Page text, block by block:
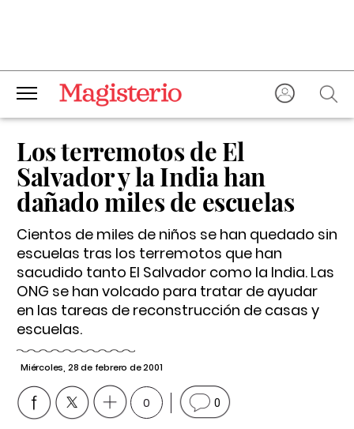
Los terremotos de El
Salvador y la India han
dañado miles de escuelas
Cientos de miles de niños se han quedado sin
escuelas tras los terremotos que han
sacudido tanto El Salvador como la India. Las
ONG se han volcado para tratar de ayudar
en las tareas de reconstrucción de casas y
escuelas.
Miércoles, 28 de febrero de 2001
0 0